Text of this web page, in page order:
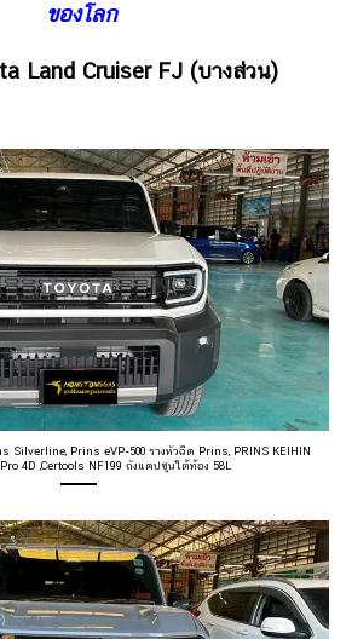
ของโลก
Land Cruiser FJ (บางส่วน)
Silverline, Prins eVP-500 รางหัวฉีด Prins, PRINS KEIHIN
Pro 4D ,Certools NF199 ถังแคปซูนใต้ท้อง 58L